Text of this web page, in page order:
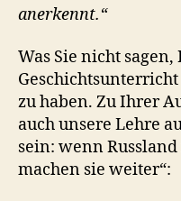
anerkennt.“
Was Sie nicht
zu haben. Zu Ihrer
auch unsere Lehre
sein: wenn
machen sie weiter“: